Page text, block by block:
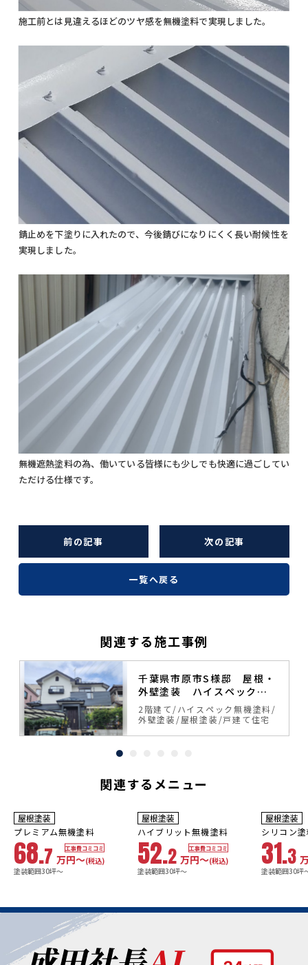
施工前とは見違えるほどのツヤ感を無機塗料で実現しました。
錆止めを下塗りに入れたので、今後錆びになりにくく長い耐候性を
実現しました。
無機遮熱塗料の為、働いている皆様にも少しでも快適に過ごしてい
ただける仕様です。
前の記事 次の記事
一覧へ戻る
関連する施工事例
千葉県市原市S様邸 屋根・
外壁塗装 ハイスペック無
機塗料
2階建て
ハイスペック無機塗料
外壁塗装
屋根塗装 戸建て住宅
関連するメニュー
耐用年数
18~23年
屋根塗装
プレミアム無機塗料
68.7 万円〜(税込)
工事費コミコミ
塗装範囲30坪～
耐用年数
13~18年
屋根塗装
ハイブリット無機塗料
52.2 万円〜(税込)
工事費コミコミ
塗装範囲30坪～
耐用年数
8年
屋根塗装
シリコン
31.3
塗装範囲30坪